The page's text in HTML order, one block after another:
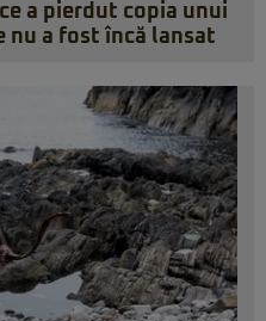
a pierdut copia unui
nu a fost încă lansat